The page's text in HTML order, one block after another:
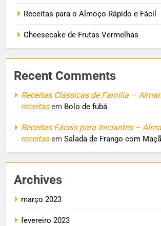
Receitas para o Almoço Rápido e Fácil
Cheesecake de Frutas Vermelhas
Recent Comments
Receitas Clássicas de Família –
receitasem Bolo de fubá
Receitas Fáceis para Iniciantes –
receitasem Salada de Frango com
Archives
março 2023
fevereiro 2023